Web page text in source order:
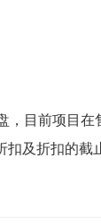
，目前项目
及折扣的